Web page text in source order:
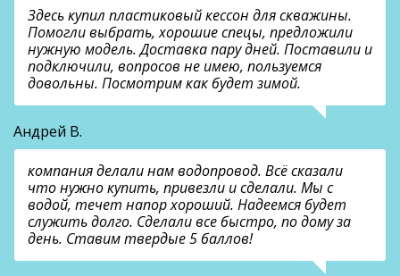
Здесь купил пластиковый кессон для скважины.
Помогли выбрать, хорошие спецы, предложили
нужную модель. Доставка пару дней. Поставили и
подключили, вопросов не имею, пользуемся
довольны. Посмотрим как будет зимой.
Андрей В.
компания делали нам водопровод. Всё сказали
что нужно купить, привезли и сделали. Мы с
водой, течет напор хороший. Надеемся будет
служить долго. Сделали все быстро, по дому за
день. Ставим твердые 5 баллов!